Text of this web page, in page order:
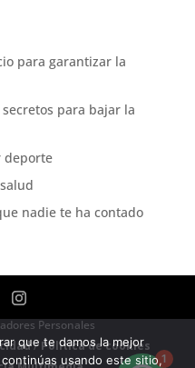
para garantizar la
para bajar la
deporte
nadie te ha contado
Personales
/Política de cookies
1
que te damos la mejor
usando este sitio,